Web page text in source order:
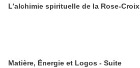
L’alchimie spirituelle de la Rose-Croix
Matière, Énergie et Logos - Suite